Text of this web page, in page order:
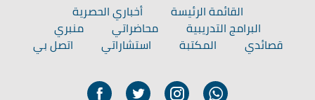
القائمة الرئيسة
أخباري الحصرية
البرامج التدريبية
محاضراتي
منبري
قصائدي
المكتبة استشاراتي اتصل بي